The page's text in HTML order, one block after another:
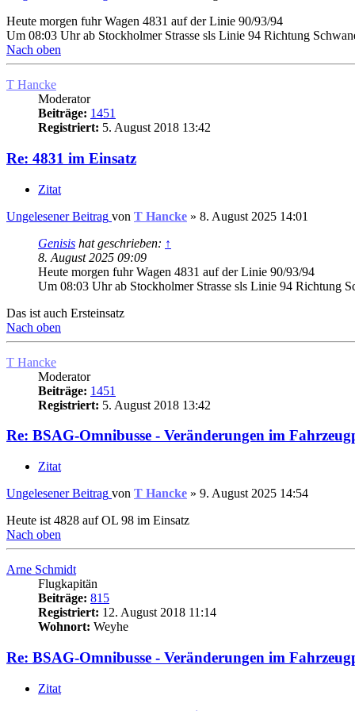
Heute morgen fuhr Wagen 4831 auf der Linie 90/93/94
Um 08:03 Uhr ab Stockholmer Strasse sls Linie 94 Richtung
Nach oben
T Hancke
Moderator
Beiträge: 1451
Registriert: 5. August 2018 13:42
Re: 4831 im Einsatz
Zitat
Ungelesener Beitrag von T Hancke » 8. August 2025 14:01
Genisis hat geschrieben: ↑
8. August 2025 09:09
Heute morgen fuhr Wagen 4831 auf der Linie 90/93/94
Um 08:03 Uhr ab Stockholmer Strasse sls Linie 94 Richtung
Das ist auch Ersteinsatz
Nach oben
T Hancke
Moderator
Beiträge: 1451
Registriert: 5. August 2018 13:42
Re: BSAG-Omnibusse - Veränderungen im
Zitat
Ungelesener Beitrag von T Hancke » 9. August 2025 14:54
Heute ist 4828 auf OL 98 im Einsatz
Nach oben
Arne Schmidt
Flugkapitän
Beiträge: 815
Registriert: 12. August 2018 11:14
Wohnort: Weyhe
Re: BSAG-Omnibusse - Veränderungen im
Zitat